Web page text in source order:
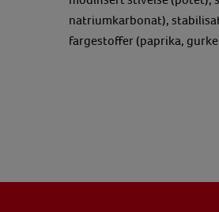
natriumkarbonat),
fargestoffer (paprika,